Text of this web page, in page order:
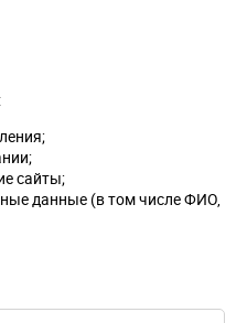
сайты;
данные (в том числе ФИО,